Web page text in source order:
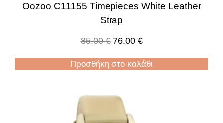
Oozoo C11155 Timepieces White Leather
Strap
85.00€ 76.00 €
Προσθήκη στο καλάθι